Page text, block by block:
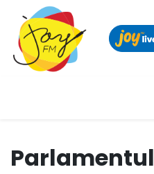
Parlamentul